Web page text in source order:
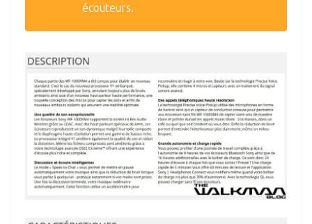
écouteurs.